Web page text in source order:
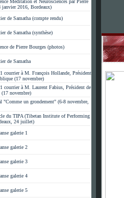
Méditation et Neurosciences par Pierre
janvier 2016, Bordeaux)
de Samatha (compte rendu)
de Samatha (synthèse)
de Pierre Bourges (photos)
de Samatha
courrier à M. François Hollande, Président
(17 novembre)
courrier à M. Laurent Fabius, Président de
novembre)
"Comme un grondement" (6-8 novembre,
du TIPA (Tibetan Institute of Performing
24 juillet)
galerie 1
galerie 2
galerie 3
galerie 4
galerie 5